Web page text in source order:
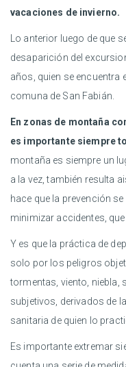
vacaciones de invierno.
Lo anterior luego de que
desaparición del
años, quien se encuentra
comuna de San Fabián.
En zonas de montaña
es importante siempre
montaña es siempre un
a la vez, también resulta
hace que la prevención
minimizar accidentes,
Y es que la práctica de
solo por los peligros
tormentas, viento, niebla,
subjetivos, derivados de
sanitaria de quien lo
Es importante extremar